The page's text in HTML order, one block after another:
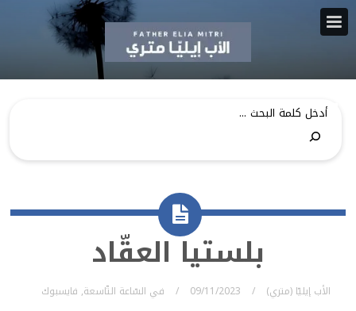
بلستيا العقّاد
الأب إيليّا (متري) 09/11/2023 في السّاعة التّاسعة, فايسبوك